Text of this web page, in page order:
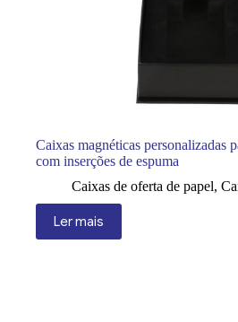
Caixas magnéticas personalizadas
com inserções de espuma
Caixas de oferta de papel,
Ler mais